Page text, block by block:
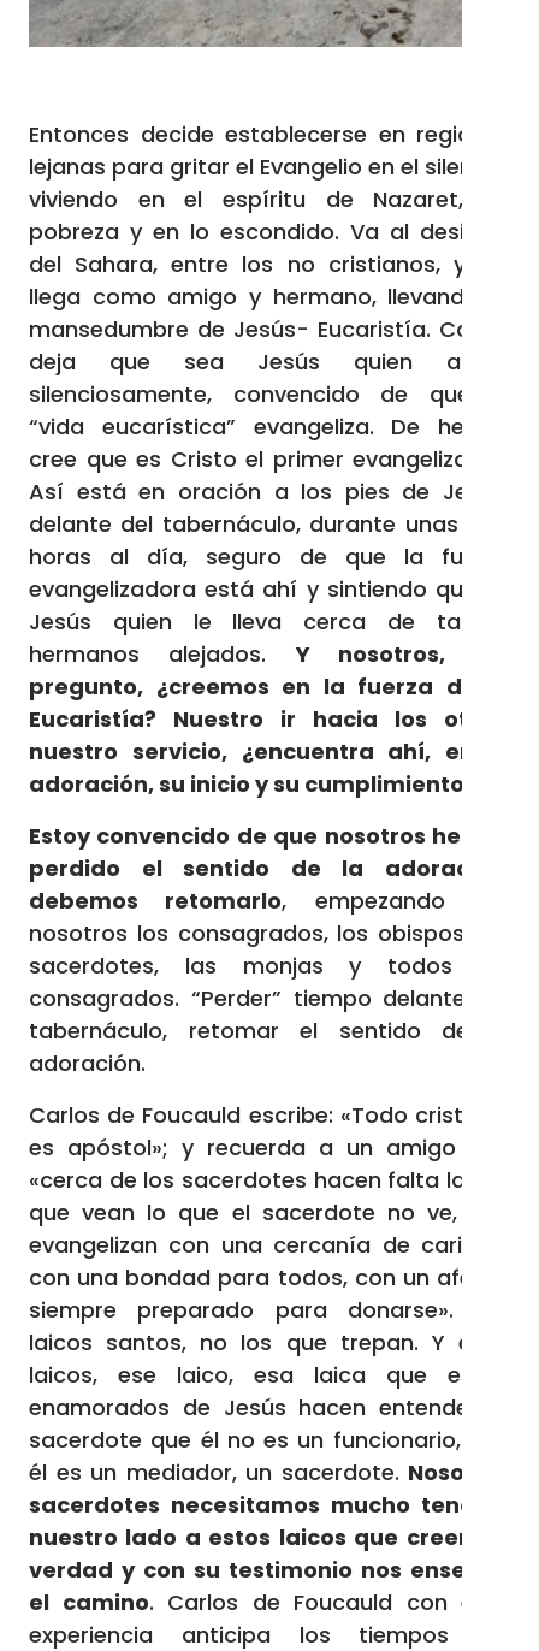
Entonces decide establecerse en regiones
lejanas para gritar el Evangelio en el silencio,
viviendo en el espíritu de Nazaret, en
pobreza y en lo escondido. Va al desierto
del Sahara, entre los no cristianos, y allí
llega como amigo y hermano, llevando la
mansedumbre de Jesús- Eucaristía. Carlos
deja que sea Jesús quien actúe
silenciosamente, convencido de que la
“vida eucarística” evangeliza. De hecho,
cree que es Cristo el primer evangelizador.
Así está en oración a los pies de Jesús,
delante del tabernáculo, durante unas diez
horas al día, seguro de que la fuerza
evangelizadora está ahí y sintiendo que es
Jesús quien le lleva cerca de tantos
hermanos alejados.Y nosotros, me
pregunto, ¿creemos en la fuerza de la
Eucaristía? Nuestro ir hacia los otros,
nuestro servicio, ¿encuentra ahí, en la
adoración, su inicio y su cumplimiento?
Estoy convencido de que nosotros hemos
perdido el sentido de la adoración;
debemos retomarlo, empezando por
nosotros los consagrados, los obispos, los
sacerdotes, las monjas y todos los
consagrados. “Perder” tiempo delante del
tabernáculo, retomar el sentido de la
adoración.
Carlos de Foucauld escribe: «Todo cristiano
es apóstol»; y recuerda a un amigo que
«cerca de los sacerdotes hacen falta laicos
que vean lo que el sacerdote no ve, que
evangelizan con una cercanía de caridad,
con una bondad para todos, con un afecto
siempre preparado para donarse». Los
laicos santos, no los que trepan. Y esos
laicos, ese laico, esa laica que están
enamorados de Jesús hacen entender al
sacerdote que él no es un funcionario, que
él es un mediador, un sacerdote. Nosotros
sacerdotes necesitamos mucho tener a
nuestro lado a estos laicos que creen de
verdad y con su testimonio nos enseñan
el camino. Carlos de Foucauld con esta
experiencia anticipa los tiempos del